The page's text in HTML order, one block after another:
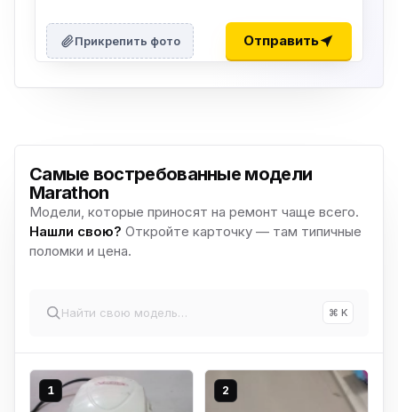
Прикрепить фото Отправить
Самые востребованные модели
Marathon
Модели, которые приносят на ремонт чаще всего.
Нашли свою? Откройте карточку — там типичные
поломки и цена.
⌘ K
1 2